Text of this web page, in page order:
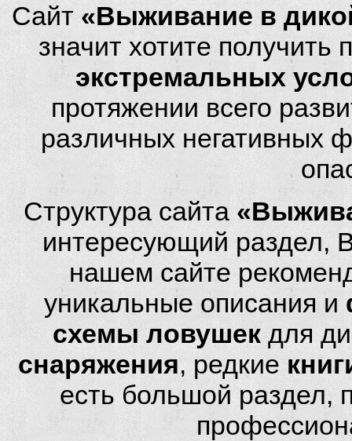
Сайт «Выживание в
значит хотите
экстремальных
протяжении всего
различных негативных
Структура сайта
интересующий раздел,
нашем сайте
уникальные описания и
схемы ловушек для
снаряжения, редкие
есть большой